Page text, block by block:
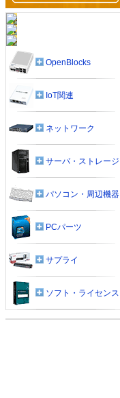
OpenBlocks
IoT関連
ネットワーク
サーバ・ストレージ
パソコン・周辺機器
PCパーツ
サプライ
ソフト・ライセンス